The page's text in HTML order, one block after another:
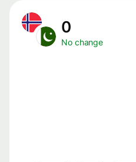
0
No change